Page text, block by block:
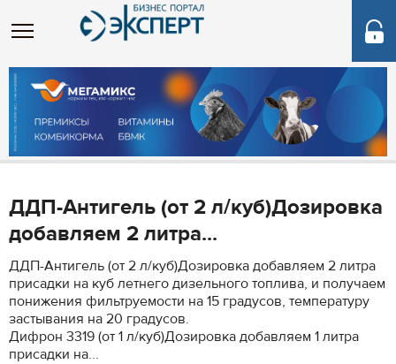
ДДП-Антигель (от 2 л/куб)Дозировка
добавляем 2 литра...
ДДП-Антигель (от 2 л/куб)Дозировка добавляем 2 литра
присадки на куб летнего дизельного топлива, и получаем
понижения фильтруемости на 15 градусов, температуру
застывания на 20 градусов.
Дифрон 3319 (от 1 л/куб)Дозировка добавляем 1 литра
присадки на...